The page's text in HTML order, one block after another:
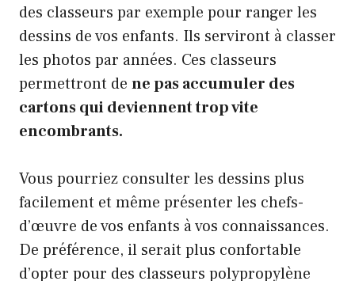
des classeurs par exemple pour ranger les
dessins de vos enfants. Ils serviront à classer
les photos par années. Ces classeurs
permettront de ne pas accumuler des
cartons qui deviennent trop vite
encombrants.
Vous pourriez consulter les dessins plus
facilement et même présenter les chefs-
d’œuvre de vos enfants à vos connaissances.
De préférence, il serait plus confortable
d’opter pour des classeurs polypropylène